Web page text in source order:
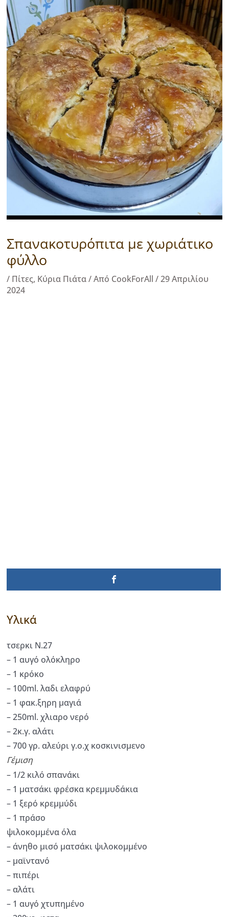
Σπανακοτυρόπιτα με χωριάτικο
φύλλο
/ Πίτες, Κύρια Πιάτα/ Από CookForAll /29 Απριλίου
2024
Υλικά
τσερκι Ν.27
– 1 αυγό ολόκληρο
– 1 κρόκο
– 100ml. λαδι ελαφρύ
– 1 φακ.ξηρη μαγιά
– 250ml. χλιαρο νερό
– 2κ.γ. αλάτι
– 700 γρ. αλεύρι γ.ο.χ κοσκινισμενο
Γέμιση
– 1/2 κιλό σπανάκι
– 1 ματσάκι φρέσκα κρεμμυδάκια
– 1 ξερό κρεμμύδι
– 1 πράσο
ψιλοκομμένα όλα
– άνηθο μισό ματσάκι ψιλοκομμένο
– μαϊντανό
– πιπέρι
– αλάτι
– 1 αυγό χτυπημένο